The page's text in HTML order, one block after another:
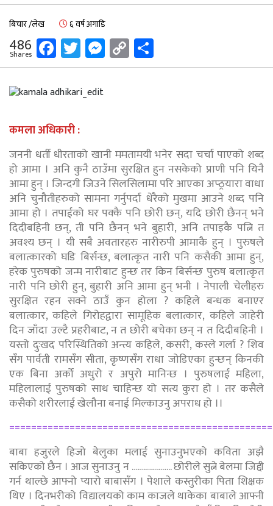
बिचार /लेख ६ वर्ष अगाडि
486
Shares Facebook
Twitter
Messenger
Copy
Link
कमला अधिकारी :
जननी धर्ती धीरताको खानी ममतामयी भनेर सदा चर्चा पाएको शब्द
हो आमा । अनि कुनै ठाउँमा सुरक्षित हुन नसकेको प्राणी पनि यिनै
आमा हुन् । जिन्दगी जिउने सिलसिलामा परि आएका अप्ठ्रयारा वाधा
अनि चुनौतीहरुको सामना गर्नुपर्दा धेरैको मुखमा आउने शब्द पनि
आमा हो । तपाईको घर पक्कै पनि छोरी छन्, यदि छोरी छैनन् भने
दिदीबहिनी छन्, ती पनि छैनन् भने बुहारी, अनि तपाइकै पत्नि त
अवश्य छन् । यी सबै अवतारहरु नारीरुपी आमाकै हुन् । पुरुषले
बलात्कारको घडि बिर्सन्छ, बलात्कृत नारी पनि कसैकी आमा हुन्,
हरेक पुरुषको जन्म नारीबाट हुन्छ तर किन बिर्सन्छ पुरुष बलात्कृत
नारी पनि छोरी हुन्, बुहारी अनि आमा हुन् भनी । नेपाली चेलीहरु
सुरक्षित रहन सक्ने ठाउँ कुन होला ? कहिले बन्धक बनाएर
बलात्कार, कहिले गिरोहद्वारा सामूहिक बलात्कार, कहिले जाहेरी
दिन जाँदा उल्टै प्रहरीबाट, न त छोरी बचेका छन् न त दिदीबहिनी ।
यस्तो दुःखद परिस्थितिको अन्त्य कहिले, कसरी, कस्ले गर्ला ? शिव
सँग पार्वती रामसँग सीता, कृष्णसँग राधा जोडिएका हुन्छन् किनकी
एक बिना अर्को अधुरो र अपुरो मानिन्छ । पुरुषलाई महिला,
महिलालाई पुरुषको साथ चाहिन्छ यो सत्य कुरा हो । तर कसैले
कसैको शरीरलाई खेलौना बनाई मिल्काउनु अपराध हो ।।
बाबा हजुरले हिजो बेलुका मलाई सुनाउनुभएको कविता अझै
सकिएको छैन । आज सुनाउनु न ……………….. छोरीले सुत्ने बेलमा जिद्दी
गर्न थाल्छे आफ्नो प्यारो बाबासँग । पेशाले कस्तुरीका पिता शिक्षक
थिए । दिनभरीको विद्यालयको काम काजले थाकेका बाबाले आफ्नी